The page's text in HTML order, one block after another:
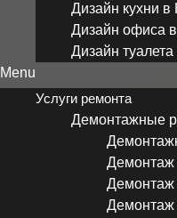
Дизайн кухни в
Дизайн офиса
Дизайн
Menu
Услуги ремонта
Демонтажные
Демонтаж
Демонтаж
Демонтаж